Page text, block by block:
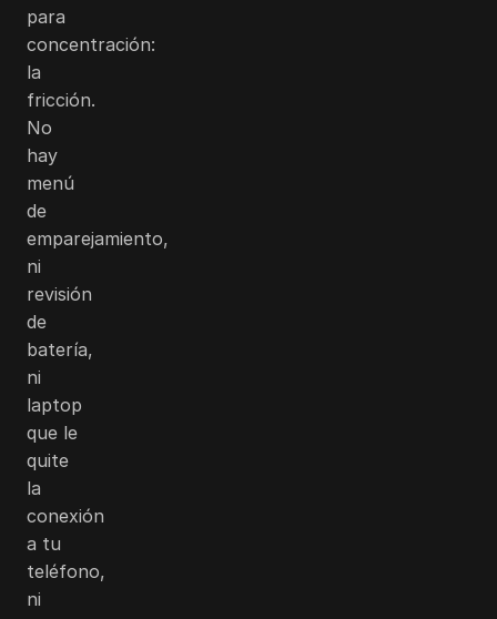
para
concentración:
la
fricción.
No
hay
menú
de
emparejamiento,
ni
revisión
de
batería,
ni
laptop
que le
quite
la
conexión
a tu
teléfono,
ni